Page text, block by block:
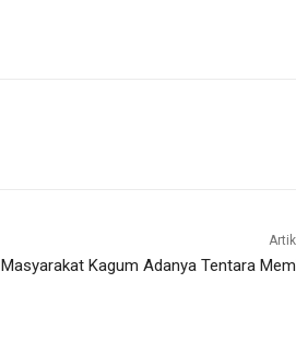
Masyarakat Kagum Adanya Tentara